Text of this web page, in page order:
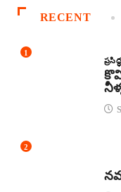
RECENT
1
2